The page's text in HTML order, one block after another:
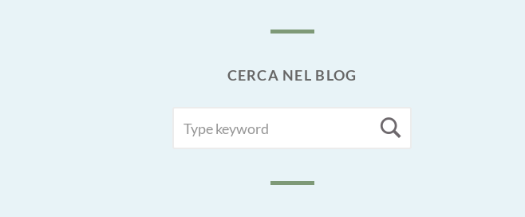
CERCA NEL BLOG
FOR: